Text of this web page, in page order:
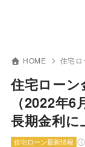
HOME 住宅
住宅ローン
（2022年
長期金利に
住宅ローン最新情報